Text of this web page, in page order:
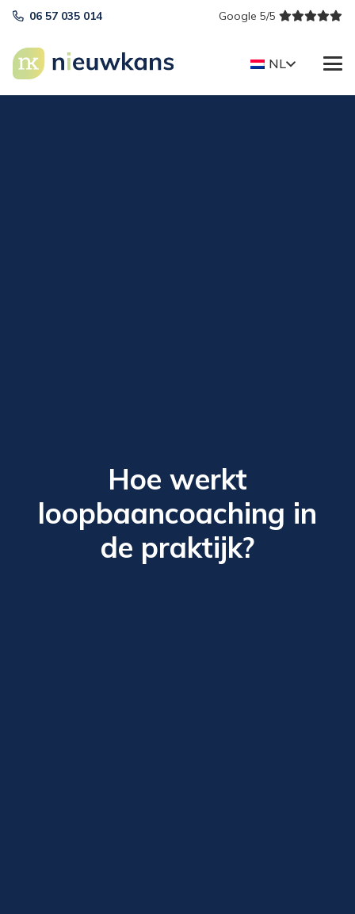
06 57 035 014 Google 5/5
NL
Hoe werkt
loopbaancoaching in
de praktijk?